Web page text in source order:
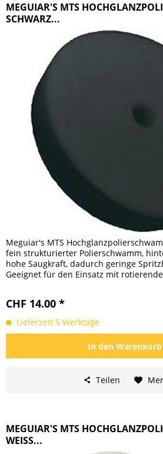
MEGUIAR'S MTS
SCHWARZ...
Meguiar's MTS
fein strukturierter Polierschwamm,
hohe Saugkraft, dadurch geringe
Geeignet für den Einsatz mit
CHF 14.00 *
Lieferzeit 5 Werktage
In den Warenkorb
Teilen
MEGUIAR'S MTS
WEISS...